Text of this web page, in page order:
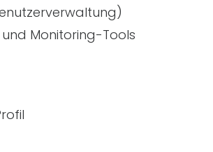
Monitoring-Tools